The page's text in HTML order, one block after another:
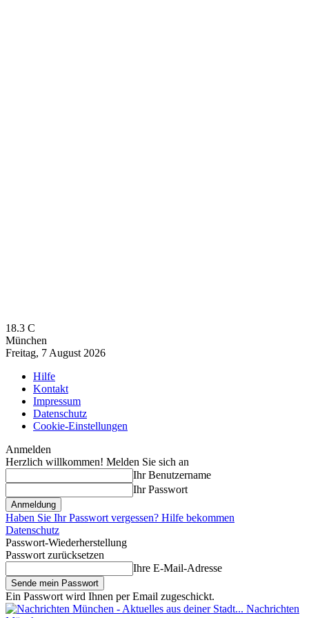
18.3 C
München
Freitag, 7 August 2026
Hilfe
Kontakt
Impressum
Datenschutz
Cookie-Einstellungen
Anmelden
Herzlich willkommen! Melden Sie sich an
Ihr Benutzername
Ihr Passwort
Haben Sie Ihr Passwort vergessen? Hilfe bekommen
Datenschutz
Passwort-Wiederherstellung
Passwort zurücksetzen
Ihre E-Mail-Adresse
Ein Passwort wird Ihnen per Email zugeschickt.
Nachrichten